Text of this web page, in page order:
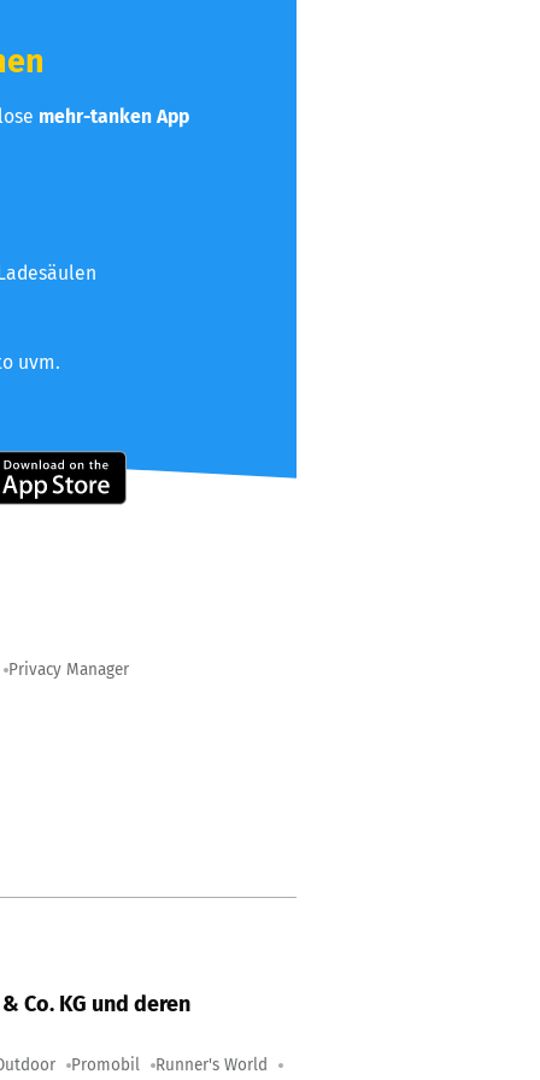
mehr-tanken App
uvm.
Privacy Manager
Co. KG und deren
Promobil Runner's World